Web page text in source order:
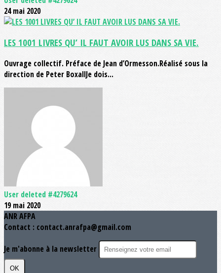
24 mai 2020
LES 1001 LIVRES QU’ IL FAUT AVOIR LUS DANS SA VIE.
Ouvrage collectif. Préface de Jean d’Ormesson.Réalisé sous la
direction de Peter BoxallJe dois...
User deleted #4279624
19 mai 2020
ANR AFPA
Contact : contact.anrafpa@gmail.com
Je m'abonne à la newsletter
OK